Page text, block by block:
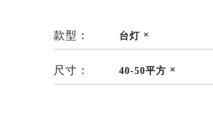
款型： 台灯
尺寸： 40-50平方